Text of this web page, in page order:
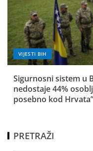
VIJESTI BIH
Sigurnosni sistem u
nedostaje 44%
posebno kod Hrvata”
PRETRAŽI